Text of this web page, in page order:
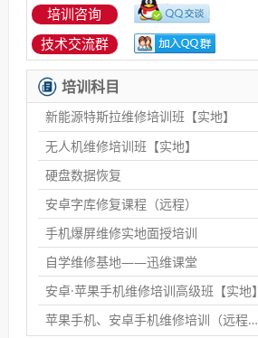
培训咨询
技术交流群
培训科目
新能源特斯拉维修培训班【实地】
无人机维修培训班【实地】
硬盘数据恢复
安卓字库修复课程（远程）
手机爆屏维修实地面授培训
自学维修基地——迅维课堂
安卓·苹果手机维修培训高级班【实地】
苹果手机、安卓手机维修培训（远程网络班）